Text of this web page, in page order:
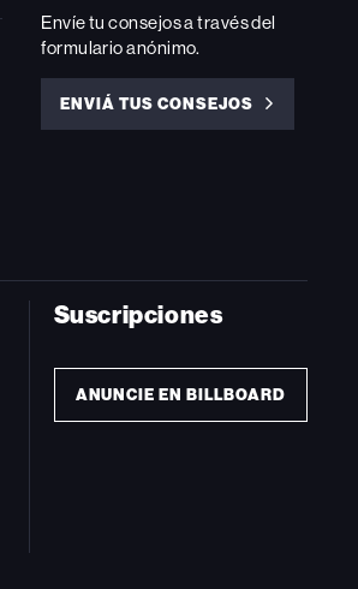
Envíe tu consejos a través del
formulario anónimo.
ENVIÁ TUS CONSEJOS
ENVIÁ
Suscripciones
ANUNCIE EN BILLBOARD